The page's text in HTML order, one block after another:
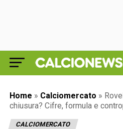
Home » Calciomercato »
chiusura? Cifre, formula e
CALCIOMERCATO